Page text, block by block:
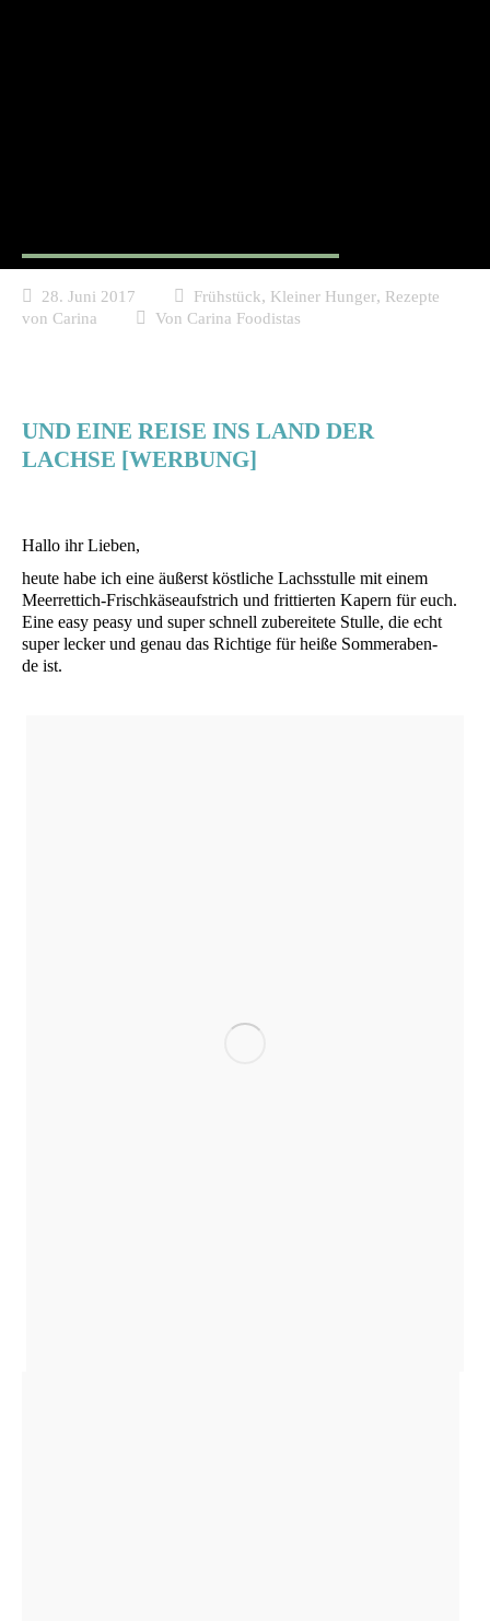
28. Juni 2017 Frühstück, Kleiner Hunger, Rezepte
von Carina
Von Carina Foodistas
UND EINE REISE INS LAND DER
LACHSE [WERBUNG]
Hal­lo ihr Lieben,
heu­te habe ich eine äußerst köst­li­che Lachs­stul­le mit einem
Meer­ret­tich-Frisch­kä­se­auf­strich und frit­tier­ten Kapern für euch.
Eine easy peasy und super schnell zube­rei­te­te Stul­le, die echt
super lecker und genau das Rich­ti­ge für hei­ße Som­mer­aben­
de ist.